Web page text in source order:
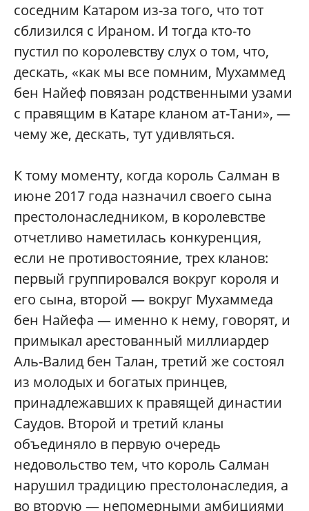
соседним Катаром из-за того, что тот
сблизился с Ираном. И тогда кто-то
пустил по королевству слух о том, что,
дескать, «как мы все помним, Мухаммед
бен Найеф повязан родственными узами
с правящим в Катаре кланом ат-Тани», —
чему же, дескать, тут удивляться.
К тому моменту, когда король Салман в
июне 2017 года назначил своего сына
престолонаследником, в королевстве
отчетливо наметилась конкуренция,
если не противостояние, трех кланов:
первый группировался вокруг короля и
его сына, второй — вокруг Мухаммеда
бен Найефа — именно к нему, говорят, и
примыкал арестованный миллиардер
Аль-Валид бен Талан, третий же состоял
из молодых и богатых принцев,
принадлежавших к правящей династии
Саудов. Второй и третий кланы
объединяло в первую очередь
недовольство тем, что король Салман
нарушил традицию престолонаследия, а
во вторую — непомерными амбициями